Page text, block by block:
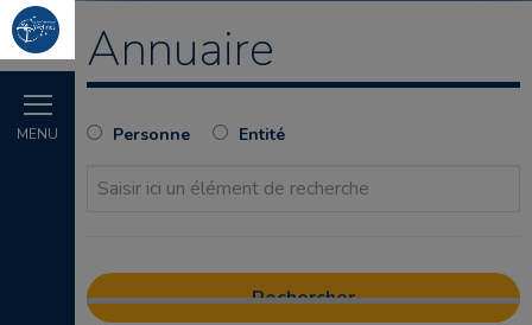
MENU
Annuaire
Personne Entité